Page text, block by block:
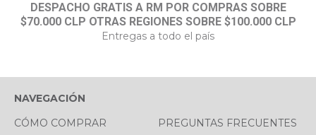
DESPACHO GRATIS A RM POR COMPRAS SOBRE
$70.000 CLP OTRAS REGIONES SOBRE $100.000 CLP
Entregas a todo el país
NAVEGACIÓN
CÓMO COMPRAR
PREGUNTAS FRECUENTES